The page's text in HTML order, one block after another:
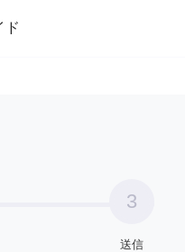
ド
3
送信